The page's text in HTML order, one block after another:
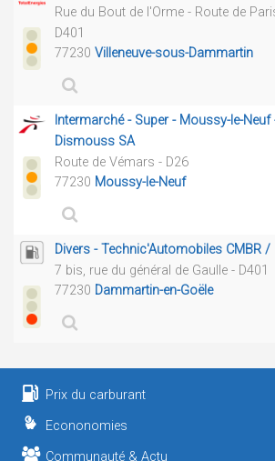
Rue du Bout de l'Orme - Route de
D401
77230 Villeneuve-sous-Dammartin
Intermarché - Super - Moussy-le-Neuf
Dismouss SA
Route de Vémars - D26
77230 Moussy-le-Neuf
Divers - Technic'Automobiles CMBR /
7 bis, rue du général de Gaulle - D401
77230 Dammartin-en-Goële
Prix du carburant
Econonomies
Communauté & Actu